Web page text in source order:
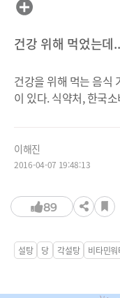
건강 위해 먹었는데
건강을 위해 먹는 음식
이 있다. 식약처, 한국
이해진
2016-04-07 19:48:13
89
설탕 당 각설탕 비타민워